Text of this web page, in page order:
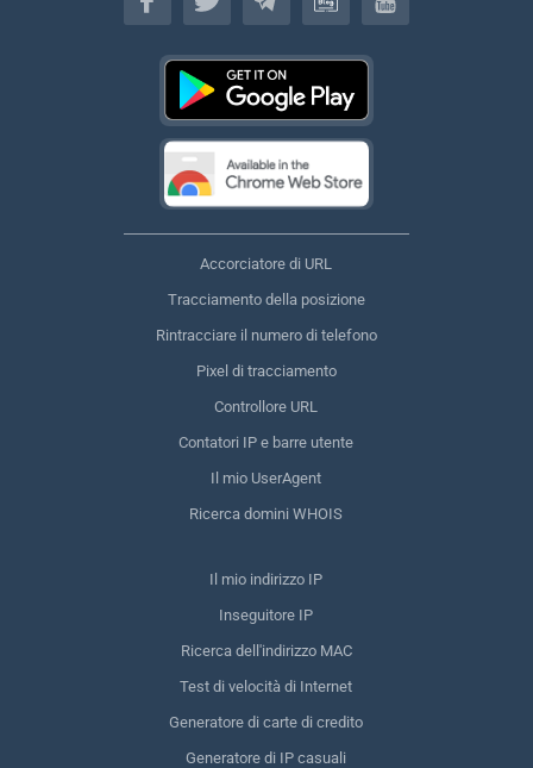
Accorciatore di URL
Tracciamento della posizione
Rintracciare il numero di telefono
Pixel di tracciamento
Controllore URL
Contatori IP e barre utente
Il mio UserAgent
Ricerca domini WHOIS
Il mio indirizzo IP
Inseguitore IP
Ricerca dell'indirizzo MAC
Test di velocità di Internet
Generatore di carte di credito
Generatore di IP casuali